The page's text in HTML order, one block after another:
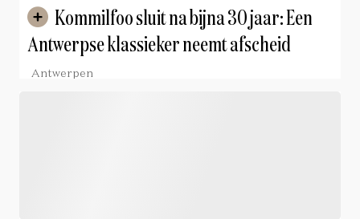
Antwerpse klassieker neemt afscheid
Antwerpen